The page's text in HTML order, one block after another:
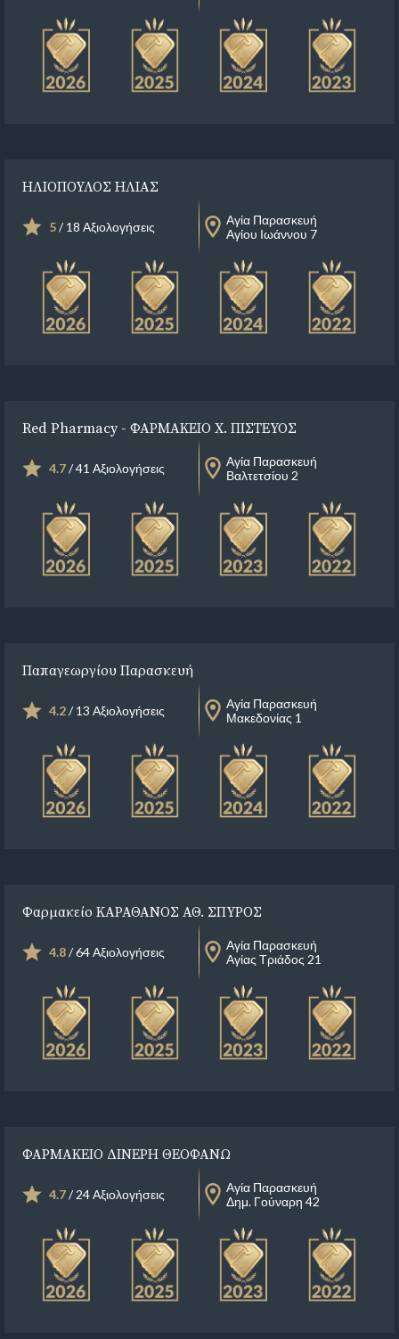
ΗΛΙΟΠΟΥΛΟΣ ΗΛΙΑΣ
5/ 18 Αξιολογήσεις
Αγία Παρασκευή
Αγίου Ιωάννου 7
Red Pharmacy - ΦΑΡΜΑΚΕΙΟ Χ. ΠΙΣΤΕΥΟΣ
4.7/ 41 Αξιολογήσεις
Αγία Παρασκευή
Βαλτετσίου 2
Παπαγεωργίου Παρασκευή
4.2/ 13 Αξιολογήσεις
Αγία Παρασκευή
Μακεδονίας 1
Φαρμακείο ΚΑΡΑΘΑΝΟΣ ΑΘ. ΣΠΥΡΟΣ
4.8/ 64 Αξιολογήσεις
Αγία Παρασκευή
Αγίας Τριάδος 21
ΦΑΡΜΑΚΕΙΟ ΔΙΝΕΡΗ ΘΕΟΦΑΝΩ
4.7/ 24 Αξιολογήσεις
Αγία Παρασκευή
Δημ. Γούναρη 42